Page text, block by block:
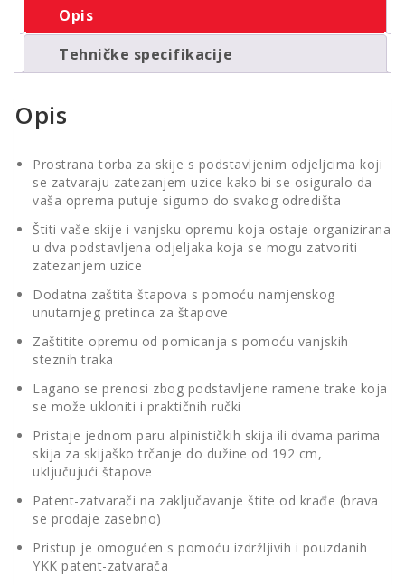
Opis
Tehničke specifikacije
Opis
Prostrana torba za skije s podstavljenim odjeljcima koji
se zatvaraju zatezanjem uzice kako bi se osiguralo da
vaša oprema putuje sigurno do svakog odredišta
Štiti vaše skije i vanjsku opremu koja ostaje organizirana
u dva podstavljena odjeljaka koja se mogu zatvoriti
zatezanjem uzice
Dodatna zaštita štapova s pomoću namjenskog
unutarnjeg pretinca za štapove
Zaštitite opremu od pomicanja s pomoću vanjskih
steznih traka
Lagano se prenosi zbog podstavljene ramene trake koja
se može ukloniti i praktičnih ručki
Pristaje jednom paru alpinističkih skija ili dvama parima
skija za skijaško trčanje do dužine od 192 cm,
uključujući štapove
Patent-zatvarači na zaključavanje štite od krađe (brava
se prodaje zasebno)
Pristup je omogućen s pomoću izdržljivih i pouzdanih
YKK patent-zatvarača